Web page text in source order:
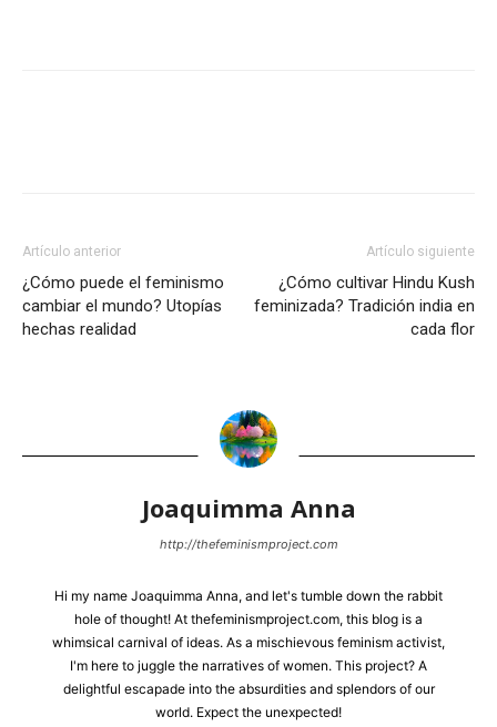
Artículo anterior
¿Cómo puede el feminismo
cambiar el mundo? Utopías
hechas realidad
Artículo siguiente
¿Cómo cultivar Hindu Kush
feminizada? Tradición india en
cada flor
Joaquimma Anna
http://thefeminismproject.com
Hi my name Joaquimma Anna, and let's tumble down the rabbit
hole of thought! At thefeminismproject.com, this blog is a
whimsical carnival of ideas. As a mischievous feminism activist,
I'm here to juggle the narratives of women. This project? A
delightful escapade into the absurdities and splendors of our
world. Expect the unexpected!